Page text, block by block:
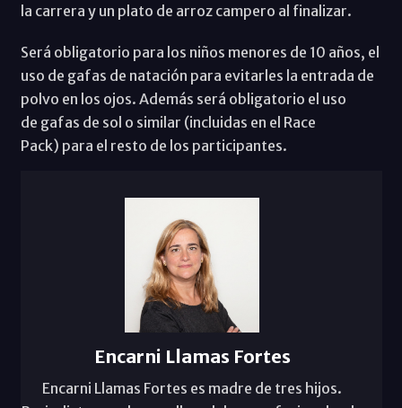
la carrera y un plato de arroz campero al finalizar.
Será obligatorio para los niños menores de 10 años, el
uso de gafas de natación para evitarles la entrada de
polvo en los ojos. Además será obligatorio el uso
de gafas de sol o similar (incluidas en el Race
Pack) para el resto de los participantes.
Encarni Llamas Fortes
Encarni Llamas Fortes es madre de tres hijos.